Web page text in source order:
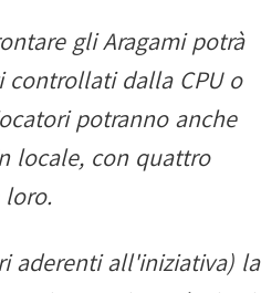
gli Aragami potrà
controllati dalla CPU o
potranno anche
locale, con quattro
loro.
aderenti all'iniziativa) la